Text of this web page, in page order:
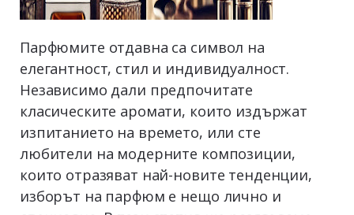
Парфюмите отдавна са символ на
елегантност, стил и индивидуалност.
Независимо дали предпочитате
класическите аромати, които издържат
изпитанието на времето, или сте
любители на модерните композиции,
които отразяват най-новите тенденции,
изборът на парфюм е нещо лично и